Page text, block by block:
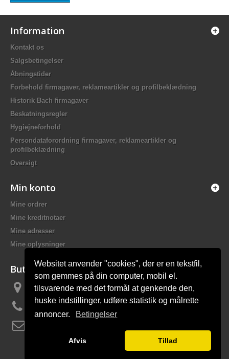
Websitet anvender "cookies", der er en tekstfil,
som gemmes på din computer, mobil el.
tilsvarende med det formål at genkende den,
huske indstillinger, udføre statistik og målrette
annoncer.
Betingelser
Afvis Tillad
Information
Kontakt os
Salgsbetingelser
Åbningstider
Forbehold firmagaver, reklameartikler og profilbeklædning
Historik Bach firmagaver
Beskatningsregler
Hygiejneforhold
Persondataforordning firmagaver, reklameartikler og
profilbeklædning
Oversigt
Min konto
Mine ordrer
Mine kreditnotaer
Mine adresser
Mine oplysninger
Butiksinformation
Bach Promotion, Trafikskolevej 2 7400 Herning Danmark
81 44 12 12